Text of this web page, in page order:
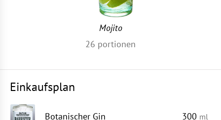
Mojito
26 portionen
Einkaufsplan
Botanischer Gin 300 ml